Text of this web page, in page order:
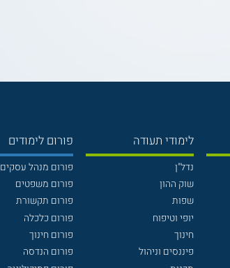
לימודי תעודה
נדל"ן
שוק ההון
שפות
יופי וטיפוח
חינוך
פיננסים וניהול
פורום לימודים
פורום מנהל עסקים
פורום משפטים
פורום תקשורת
פורום כלכלה
פורום חינוך
פורום הנדסה